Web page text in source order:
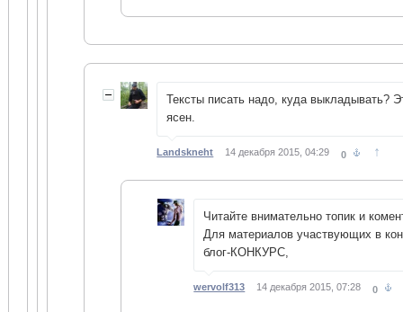
Тексты писать надо, куда выкладывать?
ясен.
Landskneht 14 декабря 2015, 04:29 0 ↑
Читайте внимательно топик и
Для материалов участвующих в
блог-КОНКУРС,
wervolf313 14 декабря 2015, 07:28 0